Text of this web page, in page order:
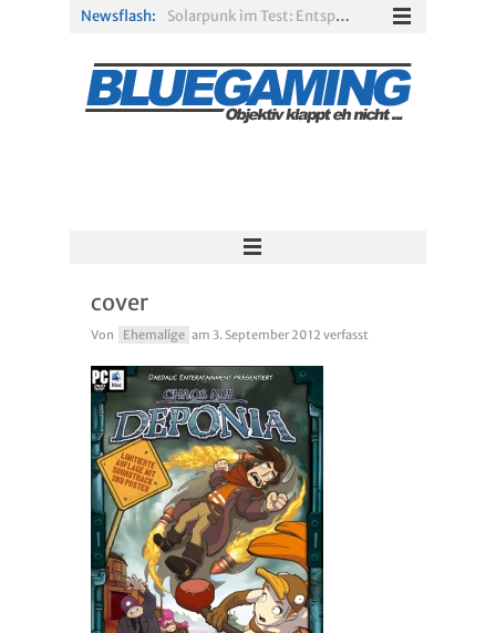
Newsflash:
Solarpunk im Test: Entspannter Aufbau über den Wolken
PS Plus Extra und Premium: Erste Abgänge für August 2026 bestätigt
Gamescom 2026: Sony fehlt zum siebten Mal in Folge
R.E.P.O. im Test: Chaos, Koop und viel Spannung
cover
Von Ehemalige am 3. September 2012 verfasst